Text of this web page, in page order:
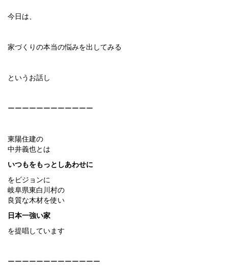
今日は、
家づくりの本当の悩みを出してみる
というお話し
ーーーーーーーーーーーー
東陽住建の
中井義也とは
いつもをもっとしあわせに
をビジョンに
岐阜県東白川村の
良質な木材を使い
日本一強い家
を提唱しています
ーーーーーーーーーーーーー